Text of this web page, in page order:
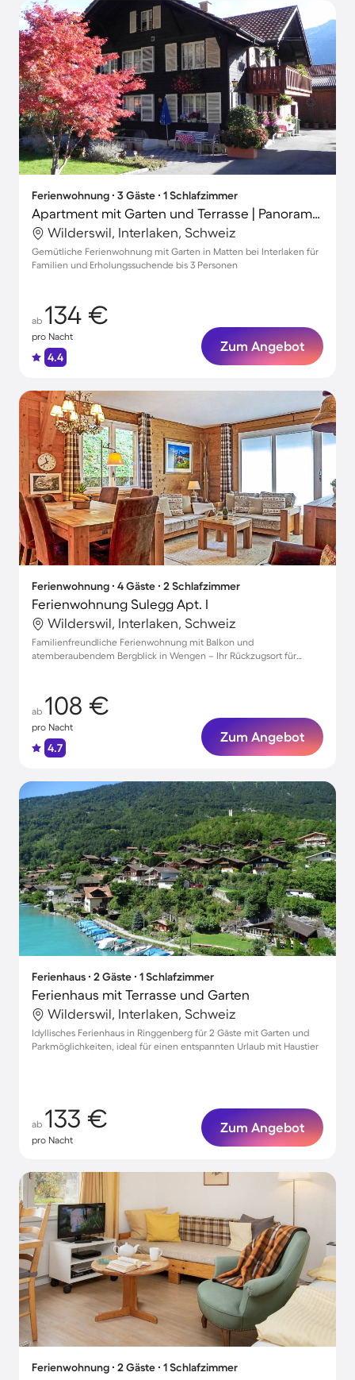
Ferienwohnung ∙ 3 Gäste ∙ 1 Schlafzimmer
Apartment mit Garten und Terrasse | Panoramablick
Wilderswil, Interlaken, Schweiz
Gemütliche Ferienwohnung mit Garten in Matten bei Interlaken für
Familien und Erholungssuchende bis 3 Personen
ab 134 €
pro Nacht
4.4
Zum Angebot
Ferienwohnung ∙ 4 Gäste ∙ 2 Schlafzimmer
Ferienwohnung Sulegg Apt. I
Wilderswil, Interlaken, Schweiz
Familienfreundliche Ferienwohnung mit Balkon und
atemberaubendem Bergblick in Wengen – Ihr Rückzugsort für
ab 108 €
pro Nacht
4.7
Zum Angebot
Ferienhaus ∙ 2 Gäste ∙ 1 Schlafzimmer
Ferienhaus mit Terrasse und Garten
Wilderswil, Interlaken, Schweiz
Idyllisches Ferienhaus in Ringgenberg für 2 Gäste mit Garten und
Parkmöglichkeiten, ideal für einen entspannten Urlaub mit Haustier
ab 133 €
pro Nacht
Zum Angebot
Ferienwohnung ∙ 2 Gäste ∙ 1 Schlafzimmer